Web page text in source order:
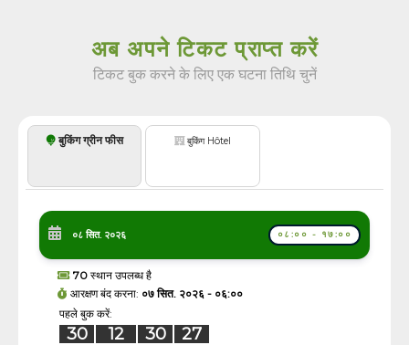
अब अपने टिकट प्राप्त करें
टिकट बुक करने के लिए एक घटना तिथि चुनें
बुकिंग ग्रीन फीस बुकिंग Hôtel
०८ सित. २०२६ ०८:०० - १७:००
70 स्थान उपलब्ध है
आरक्षण बंद करना: ०७ सित. २०२६ - ०६:००
पहले बुक करें:
30 12 30 27